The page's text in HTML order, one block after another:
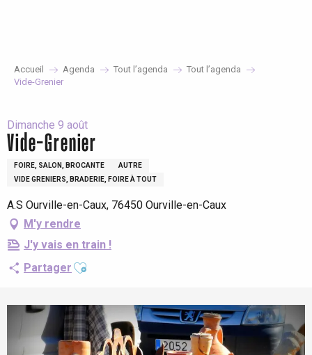
Accueil Agenda Tout l’agenda
Tout l’agenda
Vide-Grenier
Dimanche 9 août
Vide-Grenier
FOIRE, SALON, BROCANTE
AUTRE
VIDE GRENIERS, BRADERIE, FOIRE À TOUT
A.S Ourville-en-Caux, 76450 Ourville-en-Caux
M'y rendre
J'y vais en train !
Partager Ajouter aux favoris